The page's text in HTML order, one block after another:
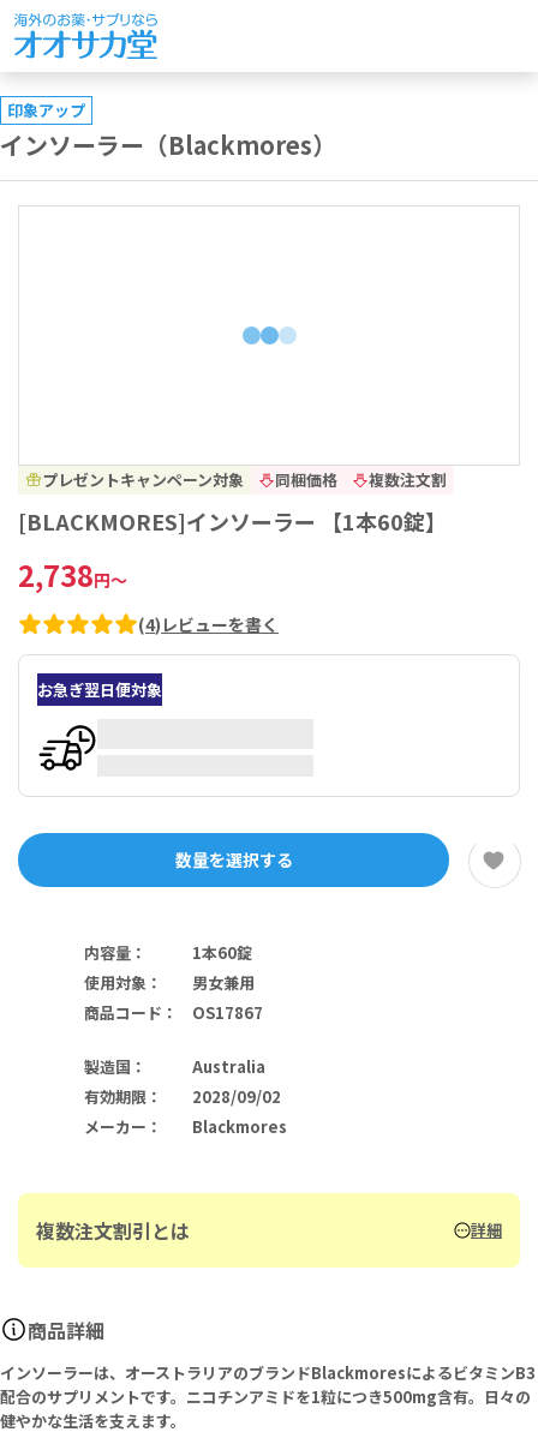
印象アップ
インソーラー（Blackmores）
プレゼントキャンペーン対象 同梱価格 複数注文割
[BLACKMORES]インソーラー 【1本60錠】
2,738円～
(4) レビューを書く
お急ぎ翌日便対象
数量を選択する
内容量 ：
1本60錠
使用対象 ：
男女兼用
商品コード ： OS17867
製造国 ：
Australia
有効期限 ：
2028/09/02
メーカー ： Blackmores
複数注文割引とは 詳細
商品詳細
インソーラーは、オーストラリアのブランドBlackmoresによるビタミンB3
配合のサプリメントです。ニコチンアミドを1粒につき500mg含有。日々の
健やかな生活を支えます。